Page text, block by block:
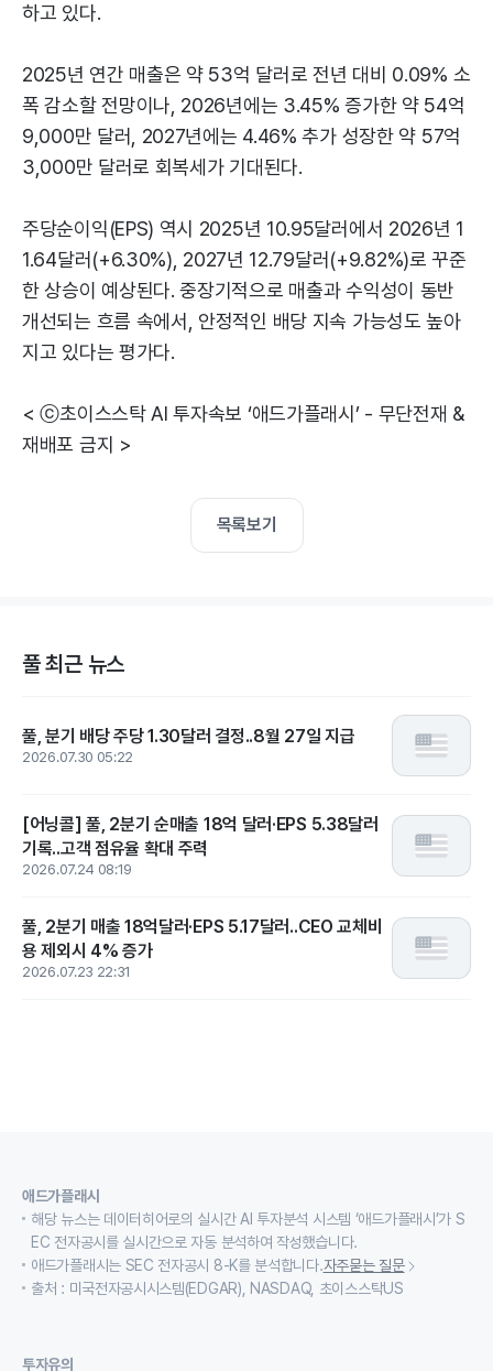
하고 있다.
2025년 연간 매출은 약 53억 달러로 전년 대비 0.09% 소
폭 감소할 전망이나, 2026년에는 3.45% 증가한 약 54억
9,000만 달러, 2027년에는 4.46% 추가 성장한 약 57억
3,000만 달러로 회복세가 기대된다.
주당순이익(EPS) 역시 2025년 10.95달러에서 2026년 1
1.64달러(+6.30%), 2027년 12.79달러(+9.82%)로 꾸준
한 상승이 예상된다. 중장기적으로 매출과 수익성이 동반
개선되는 흐름 속에서, 안정적인 배당 지속 가능성도 높아
지고 있다는 평가다.
< ⓒ초이스스탁 AI 투자속보 ‘애드가플래시’ - 무단전재 &
재배포 금지 >
목록보기
풀 최근 뉴스
풀, 분기 배당 주당 1.30달러 결정..8월 27일 지급
2026.07.30 05:22
[어닝콜] 풀, 2분기 순매출 18억 달러·EPS 5.38달러
기록..고객 점유율 확대 주력
2026.07.24 08:19
풀, 2분기 매출 18억달러·EPS 5.17달러..CEO 교체비
용 제외시 4% 증가
2026.07.23 22:31
애드가플래시
해당 뉴스는 데이터히어로의 실시간 AI 투자분석 시스템 ‘애드가플래시’가 S
EC 전자공시를 실시간으로 자동 분석하여 작성했습니다.
애드가플래시는 SEC 전자공시 8-K를 분석합니다.자주묻는 질문
출처 : 미국전자공시시스템(EDGAR), NASDAQ, 초이스스탁US
투자유의